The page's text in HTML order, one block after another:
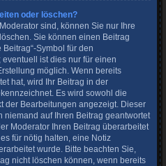
oder löschen?
sind, können Sie nur Ihre
Sie können einen Beitrag
Symbol für den
ist dies nur für einen
möglich. Wenn bereits
hat, wird Ihr Beitrag in der
Es wird sowohl die
der Bearbeitungen angezeigt. Dieser
niemand auf Ihren Beitrag geantwortet
Moderator Ihren Beitrag überarbeitet
für nötig halten, eine Notiz
wurde. Bitte beachten Sie,
nicht löschen können, wenn bereits